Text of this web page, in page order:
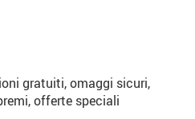
gratuiti, omaggi sicuri,
offerte speciali